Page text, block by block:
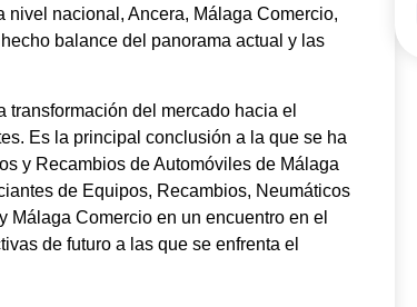
nacional, Ancera, Málaga Comercio,
balance del panorama actual y las
del mercado hacia el
Es la principal conclusión a la que se ha
y Recambios de Automóviles de Málaga
de Equipos, Recambios, Neumáticos
Málaga Comercio en un encuentro en el
de futuro a las que se enfrenta el